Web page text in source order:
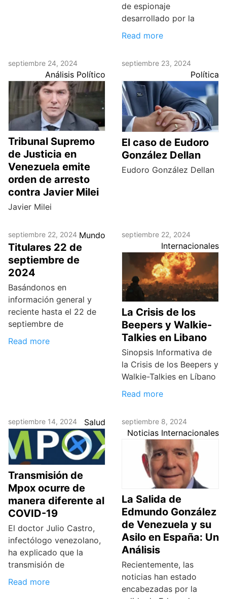
de espionaje
desarrollado por la
Read more
septiembre 24, 2024
Análisis Político
Tribunal Supremo
de Justicia en
Venezuela emite
orden de arresto
contra Javier Milei
Javier Milei
septiembre 23, 2024
Política
El caso de Eudoro
González Dellan
Eudoro González Dellan
septiembre 22, 2024 Mundo
Titulares 22 de
septiembre de
2024
Basándonos en
información general y
reciente hasta el 22 de
septiembre de
Read more
septiembre 22, 2024
Internacionales
La Crisis de los
Beepers y Walkie-
Talkies en Libano
Sinopsis Informativa de
la Crisis de los Beepers y
Walkie-Talkies en Líbano
Read more
septiembre 14, 2024 Salud
Transmisión de
Mpox ocurre de
manera diferente al
COVID-19
El doctor Julio Castro,
infectólogo venezolano,
ha explicado que la
transmisión de
Read more
septiembre 8, 2024
Noticias Internacionales
La Salida de
Edmundo González
de Venezuela y su
Asilo en España: Un
Análisis
Recientemente, las
noticias han estado
encabezadas por la